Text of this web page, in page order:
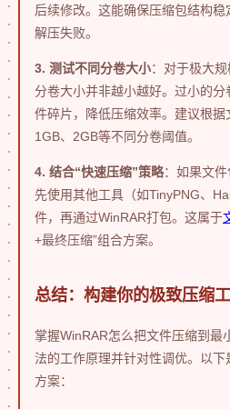
后续修改。这能确保压缩包结构
解压失败。
3. 测试不同分卷大小：对于极大规
分卷大小并非越小越好。过小的
件碎片，降低压缩效率。建议根据
1GB、2GB等不同分卷阈值。
4. 结合“快速压缩”策略：如果文
先使用其他工具（如TinyPNG、
件，再通过WinRAR打包。这属于
+最终压缩”组合方案。
总结：构建你的极致压缩
掌握WinRAR怎么把文件压缩到最
法的工作原理并针对性调优。以
方案：